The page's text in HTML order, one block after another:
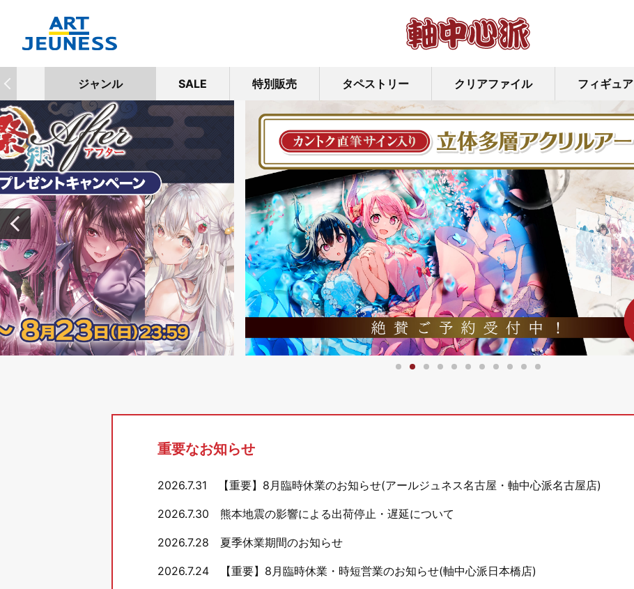
ジャンル SALE 特別販売 タペストリー クリアファイル フィギュア
重要なお知らせ
2026.7.31 【重要】8月臨時休業のお知らせ(アールジュネス名古屋・軸中心派名古屋店)
2026.7.30 熊本地震の影響による出荷停止・遅延について
2026.7.28 夏季休業期間のお知らせ
2026.7.24 【重要】8月臨時休業・時短営業のお知らせ(軸中心派日本橋店)